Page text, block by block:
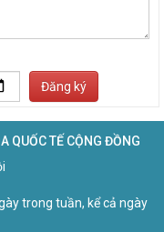
Đăng ký
QUỐC TẾ CỘNG ĐỒNG
trong tuần, kể cả ngày